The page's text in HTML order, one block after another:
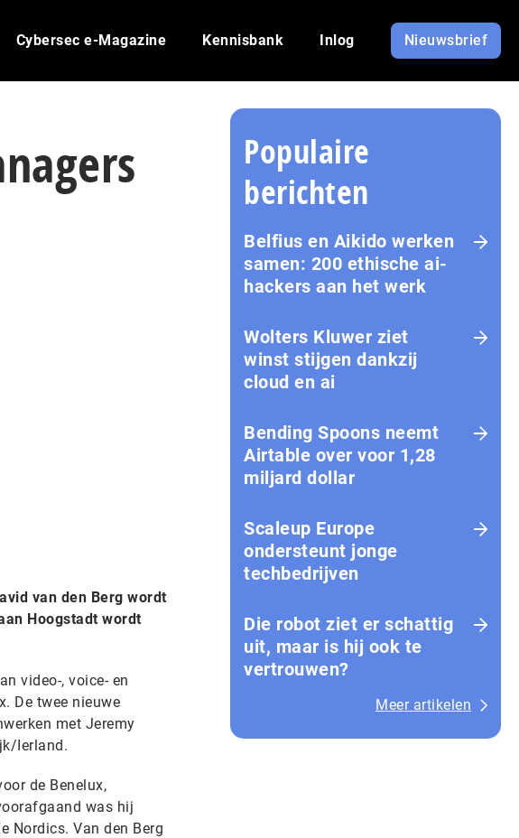
Cybersec e-Magazine Kennisbank Inlog Nieuwsbrief
van den Berg wordt
Hoogstadt wordt
video-, voice- en
De twee nieuwe
met Jeremy
Ierland.
de Benelux,
was hij
Nordics. Van den Berg
Populaire
berichten
Belfius en Aikido werken
samen: 200 ethische ai-
hackers aan het werk
Wolters Kluwer ziet
winst stijgen dankzij
cloud en ai
Bending Spoons neemt
Airtable over voor 1,28
miljard dollar
Scaleup Europe
ondersteunt jonge
techbedrijven
Die robot ziet er schattig
uit, maar is hij ook te
vertrouwen?
Meer artikelen